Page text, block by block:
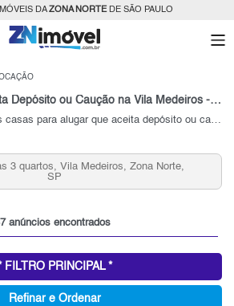
DAZONA NORTEDE SÃO PAULO
Alugar Casa Que Aceita Depósito ou Caução na Vila Medeiros - SP
Confira as mais diversas casas para alugar que aceita depósito ou caução na Vila Medeiros, Zona Norte - SP
3 quartos, Vila Medeiros, Zona Norte,
SP
anúncios encontrados
FILTRO PRINCIPAL *
Refinar e Ordenar